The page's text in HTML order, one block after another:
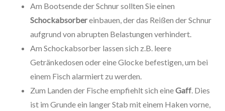
Am Bootsende der Schnur sollten Sie einen
Schockabsorbereinbauen, der das Reißen der Schnur
aufgrund von abrupten Belastungen verhindert.
Am Schockabsorber lassen sich z.B. leere
Getränkedosen oder eine Glocke befestigen, um bei
einem Fisch alarmiert zu werden.
Zum Landen der Fische empfiehlt sich eineGaff . Dies
ist im Grunde ein langer Stab mit einem Haken vorne,